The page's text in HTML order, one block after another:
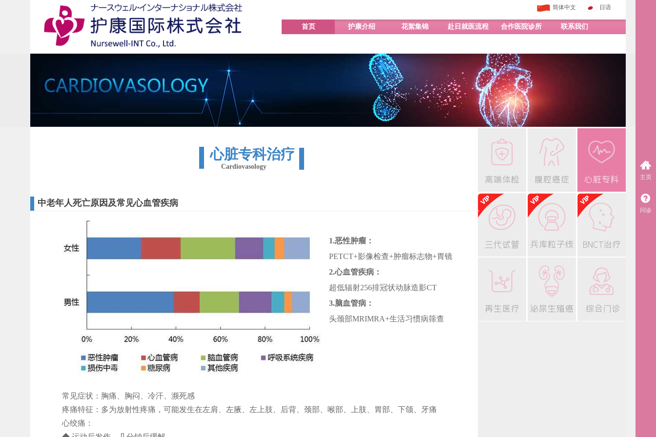
简体中文 日语
首页 护康介绍 花絮集锦 赴日就医流程 合作医院诊所 联系我们
心脏专科治疗
​Cardiovasology
中老年人死亡原因及常见心血管疾病
1.恶性肿瘤：
PETCT+影像检查+肿瘤标志物+胃镜
2.心血管疾病：
超低辐射256排冠状动脉造影CT
3.脑血管病：
头颈部MRIMRA+生活习惯病筛查
常见症状：胸痛、胸闷、冷汗、濒死感
疼痛特征：多为放射性疼痛，可能发生在左肩、左腋、左上肢、后背、颈部、喉部、上肢、胃部、下颌、牙痛
心绞痛：
主页
问诊